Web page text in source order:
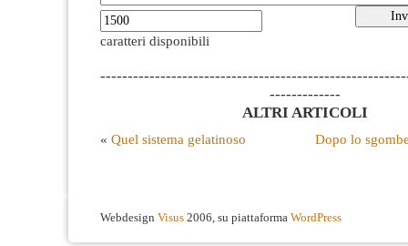
caratteri disponibili
-------------
ALTRI ARTICOLI
« Quel sistema gelatinoso Dopo lo
Webdesign Visus 2006, su piattaforma WordPress